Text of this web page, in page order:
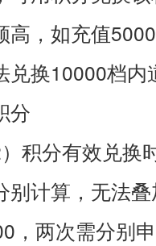
高，如充值
兑换10000档
分
积分有效兑换
别计算，无法
，两次需分别